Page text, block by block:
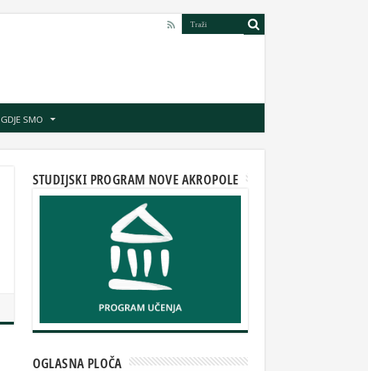
GDJE SMO
STUDIJSKI PROGRAM NOVE AKROPOLE
OGLASNA PLOČA